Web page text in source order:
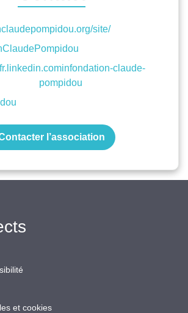
site/
claude-
pompidou
l’association
et cookies